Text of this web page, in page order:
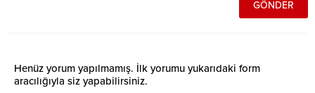
Henüz yorum yapılmamış. İlk yorumu yukarıdaki form
aracılığıyla siz yapabilirsiniz.